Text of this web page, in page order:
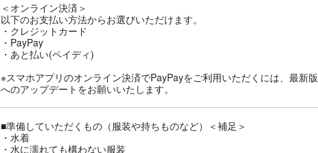
＜オンライン決済＞
以下のお支払い方法からお選びいただけます。
・クレジットカード
・PayPay
・あと払い(ペイディ)
※スマホアプリのオンライン決済でPayPayをご利用いただくには、最新版
へのアップデートをお願いいたします。
■準備していただくもの（服装や持ちものなど）＜補足＞
・水着
・水に濡れても構わない服装